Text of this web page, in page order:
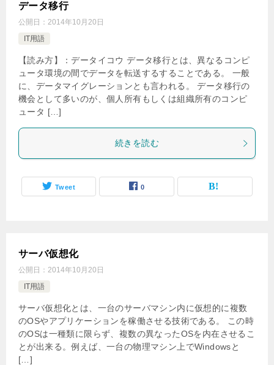
データ移行
公開日： 2014年10月20日
IT用語
【読み方】：データイコウ データ移行とは、異なるコンピ
ュータ環境の間でデータを転送するすることである。 一般
に、データマイグレーションとも言われる。 データ移行の
機会として多いのが、個人所有もしくは組織所有のコンピ
ュータ […]
続きを読む
Tweet 0
サーバ仮想化
公開日： 2014年10月20日
IT用語
サーバ仮想化とは、一台のサーバマシン内に仮想的に複数
のOSやアプリケーションを稼働させる技術である。 この時
のOSは一種類に限らず、複数の異なったOSを内在させるこ
とが出来る。例えば、一台の物理マシン上でWindowsと
[…]